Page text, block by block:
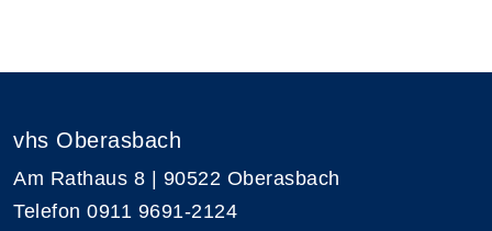
vhs Oberasbach
Am Rathaus 8 | 90522 Oberasbach
Telefon 0911 9691-2124